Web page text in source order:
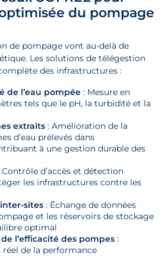
du pompage
de pompage vont au-delà de
Les solutions de télégestion
des infrastructures :
de l’eau pompée : Mesure en
tels que le pH, la turbidité et la
extraits : Amélioration de la
d’eau prélevés dans
à une gestion durable des
Contrôle d’accès et détection
les infrastructures contre les
sites : Échange de données
et les réservoirs de stockage
optimal
l’efficacité des pompes :
de la performance